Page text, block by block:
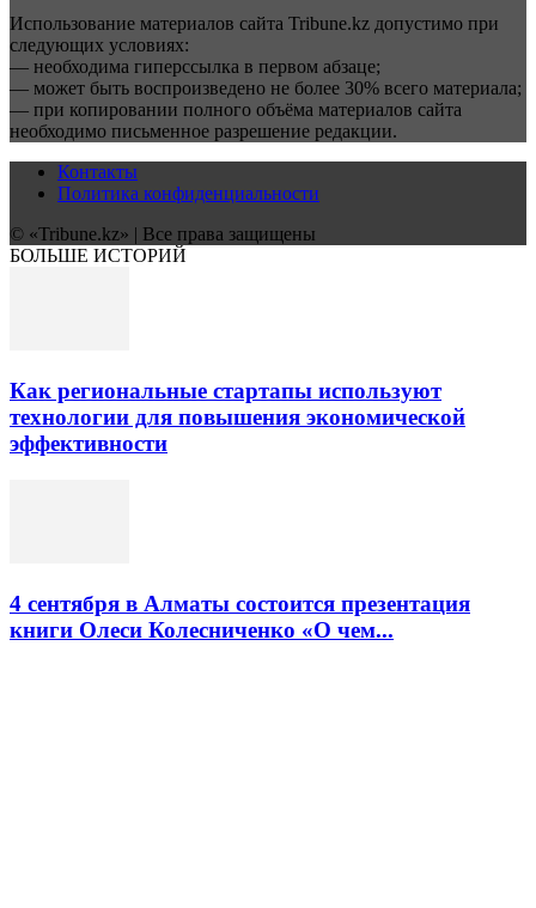
Использование материалов сайта Tribune.kz допустимо при
следующих условиях:
— необходима гиперссылка в первом абзаце;
— может быть воспроизведено не более 30% всего материала;
— при копировании полного объёма материалов сайта
необходимо письменное разрешение редакции.
Контакты
Политика конфиденциальности
© «Tribune.kz» | Все права защищены
БОЛЬШЕ ИСТОРИЙ
Как региональные стартапы используют
технологии для повышения экономической
эффективности
4 сентября в Алматы состоится презентация
книги Олеси Колесниченко «О чем...